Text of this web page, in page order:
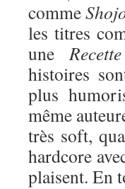
comme
les titres
une
histoires
plus
même
très soft,
hardcore
plaisent. En